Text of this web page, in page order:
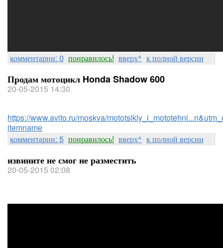
комментарии: 0 понравилось! вверх^ к полной версии
Продам мотоцикл Honda Shadow 600
20-05-2015 14:30
https://www.avito.ru/moskva/
itemname
комментарии: 5 понравилось! вверх^ к полной версии
извините не смог не разместить
20-05-2015 02:08